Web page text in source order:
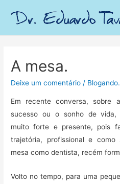
A mesa.
Deixe um comentário / Blogando.
Em recente conversa, sobre
sucesso ou o sonho de vida,
muito forte e presente, pois
trajetória, profissional e como
mesa como dentista, recém
Volto no tempo, para uma